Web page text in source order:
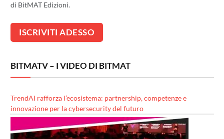
di BitMAT Edizioni.
BITMATV – I VIDEO DI BITMAT
TrendAI rafforza l’ecosistema: partnership, competenze e
innovazione per la cybersecurity del futuro